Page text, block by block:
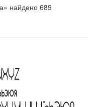
найдено 689